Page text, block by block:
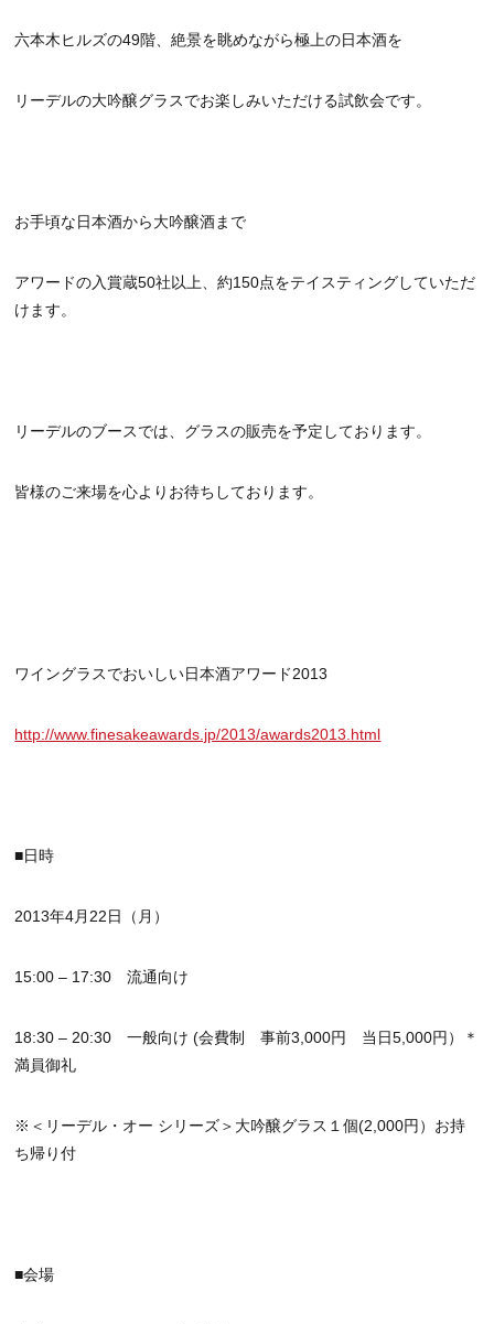
六本木ヒルズの49階、絶景を眺めながら極上の日本酒を
リーデルの大吟醸グラスでお楽しみいただける試飲会です。
お手頃な日本酒から大吟醸酒まで
アワードの入賞蔵50社以上、約150点をテイスティングしていただ
けます。
リーデルのブースでは、グラスの販売を予定しております。
皆様のご来場を心よりお待ちしております。
ワイングラスでおいしい日本酒アワード2013
http://www.finesakeawards.jp/2013/awards2013.html
■日時
2013年4月22日（月）
15:00 – 17:30 流通向け
18:30 – 20:30 一般向け (会費制 事前3,000円 当日5,000円）＊
満員御礼
※＜リーデル・オー シリーズ＞大吟醸グラス１個(2,000円）お持
ち帰り付
■会場